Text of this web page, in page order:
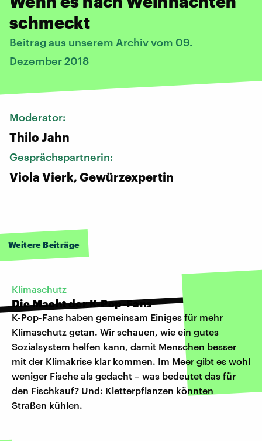
schmeckt
Beitrag aus unserem Archiv vom 09.
Dezember 2018
Moderator:
Thilo Jahn
Gesprächspartnerin:
Viola Vierk, Gewürzexpertin
Weitere Beiträge
Klimaschutz
Die Macht der K-Pop-Fans
K-Pop-Fans haben gemeinsam Einiges für mehr
Klimaschutz getan. Wir schauen, wie ein gutes
Sozialsystem helfen kann, damit Menschen besser
mit der Klimakrise klar kommen. Im Meer gibt es wohl
weniger Fische als gedacht – was bedeutet das für
den Fischkauf? Und: Kletterpflanzen könnten
Straßen kühlen.